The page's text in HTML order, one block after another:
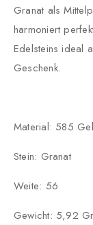
Granat als
harmoniert
Edelsteins ideal
Geschenk.
Material: 585
Stein: Granat
Weite: 56
Gewicht: 5,92